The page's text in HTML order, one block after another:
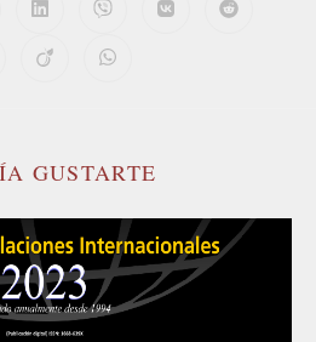
GUSTARTE